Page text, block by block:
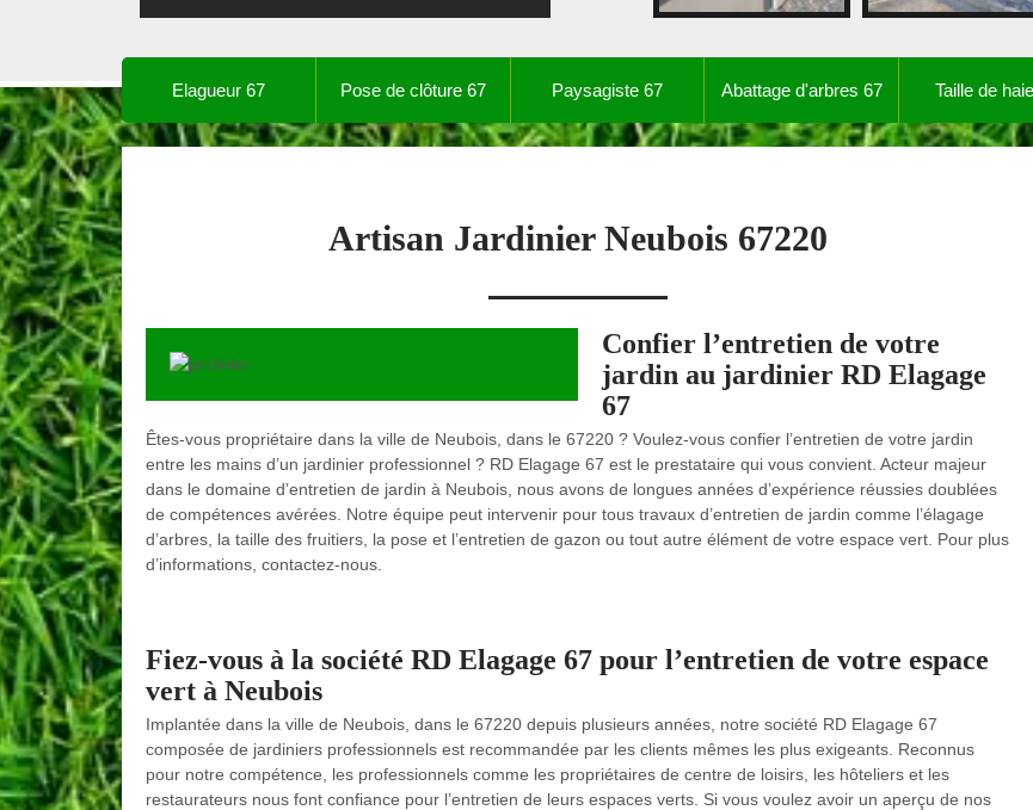
Elagueur 67 Pose de clôture 67 Paysagiste 67 Abattage d'arbres 67 Taille de
Artisan Jardinier Neubois 67220
Confier l’entretien de votre
jardin au jardinier RD Elagage
67
Êtes-vous propriétaire dans la ville de Neubois, dans le 67220 ? Voulez-vous confier l’entretien de votre jardin
entre les mains d’un jardinier professionnel ? RD Elagage 67 est le prestataire qui vous convient. Acteur majeur
dans le domaine d’entretien de jardin à Neubois, nous avons de longues années d’expérience réussies doublées
de compétences avérées. Notre équipe peut intervenir pour tous travaux d’entretien de jardin comme l’élagage
d’arbres, la taille des fruitiers, la pose et l’entretien de gazon ou tout autre élément de votre espace vert. Pour plus
d’informations, contactez-nous.
Fiez-vous à la société RD Elagage 67 pour l’entretien de votre espace
vert à Neubois
Implantée dans la ville de Neubois, dans le 67220 depuis plusieurs années, notre société RD Elagage 67
composée de jardiniers professionnels est recommandée par les clients mêmes les plus exigeants. Reconnus
pour notre compétence, les professionnels comme les propriétaires de centre de loisirs, les hôteliers et les
restaurateurs nous font confiance pour l’entretien de leurs espaces verts. Si vous voulez avoir un aperçu de nos